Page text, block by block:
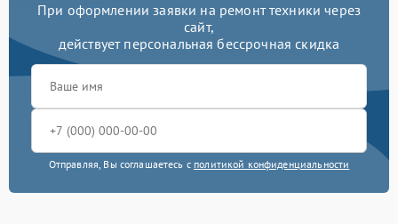
При оформлении заявки на ремонт техники через
сайт,
действует персональная бессрочная скидка
Отправляя, Вы соглашаетесь с политикой конфиденциальности